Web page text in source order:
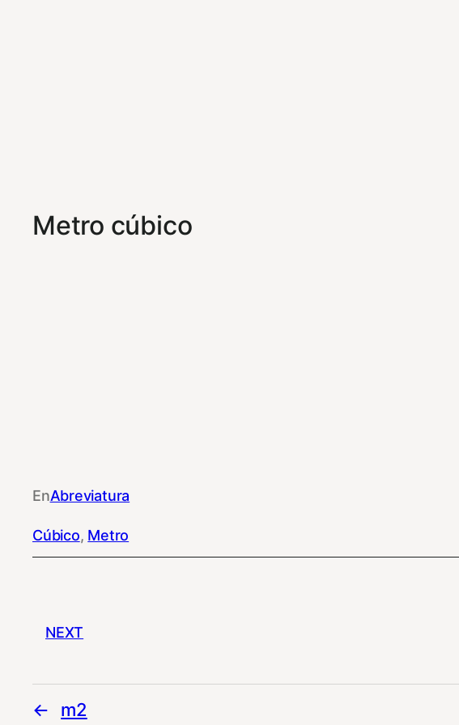
Metro cúbico
EnAbreviatura
Cúbico, Metro
NEXT
m2